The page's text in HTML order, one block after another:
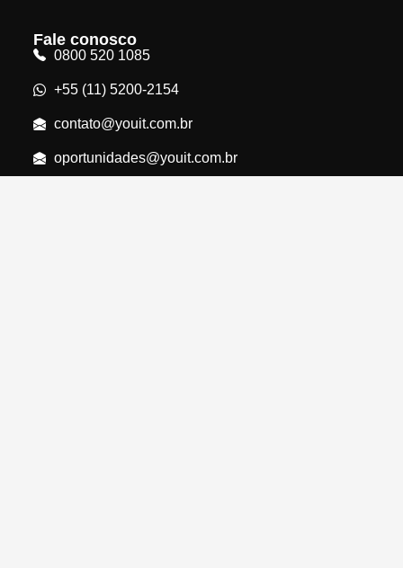
Fale conosco
0800 520 1085
+55 (11) 5200-2154
contato@youit.com.br
oportunidades@youit.com.br